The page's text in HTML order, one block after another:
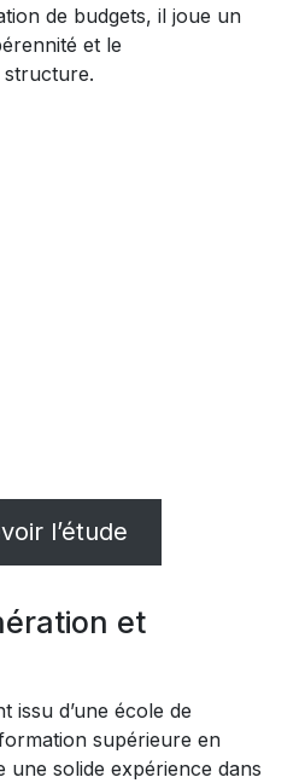
de budgets, il joue un
et le
structure.
l’étude
et
issu d’une école de
supérieure en
une solide expérience dans